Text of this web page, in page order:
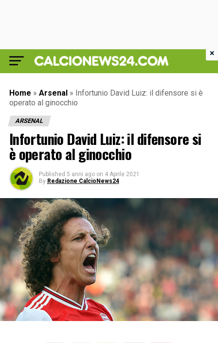
Home » Arsenal » Infortunio David Luiz: il difensore si è
operato al ginocchio
ARSENAL
Infortunio David Luiz: il difensore si
è operato al ginocchio
Published 5 anni ago on 4 Aprile 2021
By Redazione CalcioNews24
×